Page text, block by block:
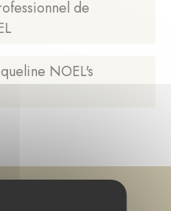
de
NOEL's